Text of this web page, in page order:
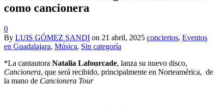
como cancionera
0
By LUIS GÓMEZ SANDI on 21 abril, 2025 conciertos, Eventos
en Guadalajara, Música, Sin categoría
*La cantautora Natalia Lafourcade, lanza su nuevo disco,
Cancionera, que será recibido, principalmente en Norteamérica, de
la mano de Cancionera Tour